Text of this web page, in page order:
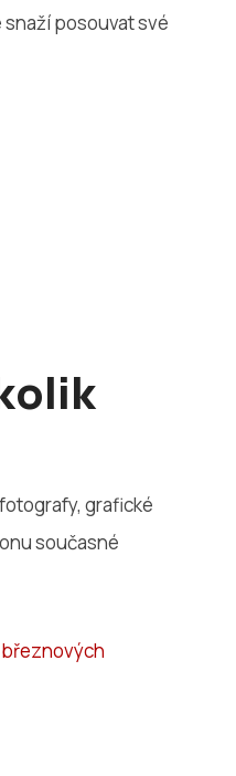
posouvat své
grafické
současné
březnových